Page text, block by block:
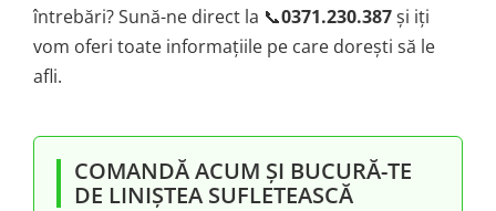
întrebări? Sună-ne direct la 📞0371.230.387și iți
vom oferi toate informațiile pe care dorești să le
afli.
COMANDĂ ACUM ȘI BUCURĂ-TE
DE LINIȘTEA SUFLETEASCĂ